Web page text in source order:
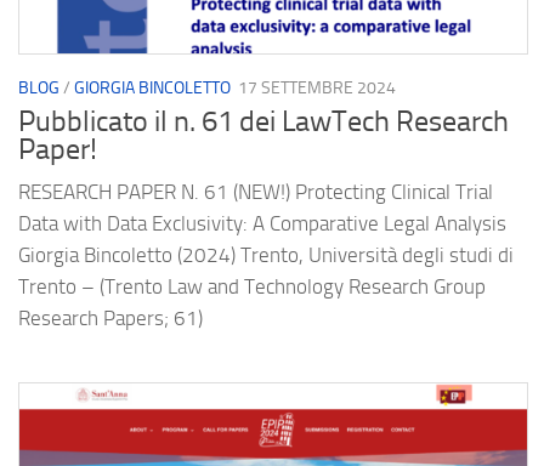
BLOG / GIORGIA BINCOLETTO 17 SETTEMBRE 2024
Pubblicato il n. 61 dei LawTech Research
Paper!
RESEARCH PAPER N. 61 (NEW!) Protecting Clinical Trial
Data with Data Exclusivity: A Comparative Legal Analysis
Giorgia Bincoletto (2024) Trento, Università degli studi di
Trento – (Trento Law and Technology Research Group
Research Papers; 61)